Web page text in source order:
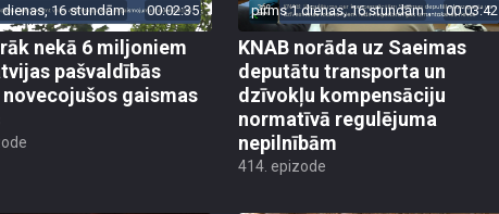
16 stundām 00:02:35
nekā 6 miljoniem
pašvaldībās
gaismas
pirms 1 dienas, 16 stundām 00:03:42
KNAB norāda uz Saeimas
deputātu transporta un
dzīvokļu kompensāciju
normatīvā regulējuma
nepilnībām
414. epizode